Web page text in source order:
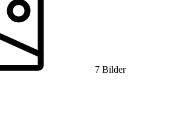
7 Bilder